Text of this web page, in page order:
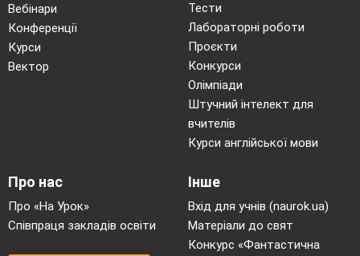
Вебінари
Конференції
Курси
Вектор
Тести
Лабораторні роботи
Проєкти
Конкурси
Олімпіади
Штучний інтелект для
вчителів
Курси англійської мови
Про нас
Про «На Урок»
Співпраця закладів освіти
Інше
Вхід для учнів (naurok.ua)
Матеріали до свят
Конкурс «Фантастична